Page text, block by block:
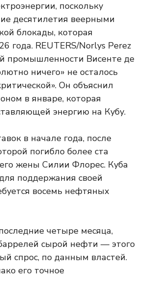
промышленности Висенте де
ничего» не осталось
Он объяснил
в январе, которая
энергию на Кубу.
в начале года, после
погибло более ста
жены Силии Флорес. Куба
поддержания своей
восемь нефтяных
четыре месяца,
сырой нефти — этого
спрос, по данным властей.
его точное